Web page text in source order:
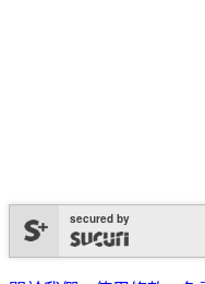
secured by